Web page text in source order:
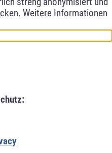
Weitere Informationen